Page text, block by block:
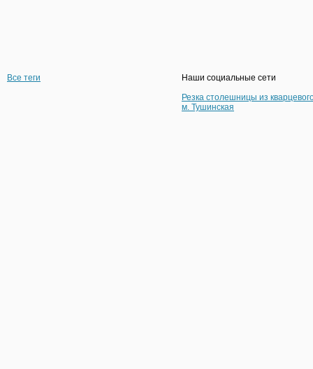
Все теги
Наши социальные сети
Резка столешницы из
м. Тушинская